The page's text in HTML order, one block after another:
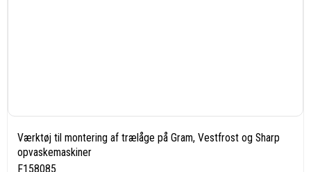
Værktøj til montering af trælåge på Gram, Vestfrost og Sharp
opvaskemaskiner
F158085